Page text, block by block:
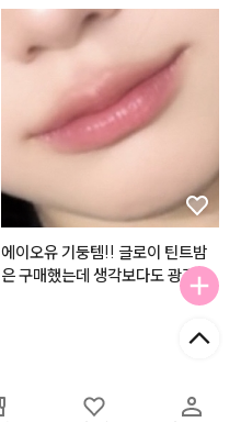
ㅋㅋ.. 게다가 심플리웍스가 늘 아
쉬운 점은 가격이.. ㅎㅎㅜㅜ 가격
이 비싸요.. 할인 좀 팍팍 부탁드릴
거품이 도톰하게 나는데 요게 손등
을 확 감싸줘서 좋은 성분이 쓱쓱
흡수되는 것 같은 기분이 들어요!
씻고나면 건조한 느낌없이 아주 아
주 만족스러운 제품입니다!!!! 글고
화장실에 두기에도 예뻐요 ㅎㅎ
건조함없이 향좋은 (인위적인향X)
핸드워시 찾으시는 분들께 강추합
니다!!!
#헤메코리뷰어
에이오유 기둥템!! 글로이 틴트밤
은 구매했는데 생각보다도 광감이
이뻣어요… 색감도 이쁘지만 단독
색감에 큰 차이를 두지않고 유리알